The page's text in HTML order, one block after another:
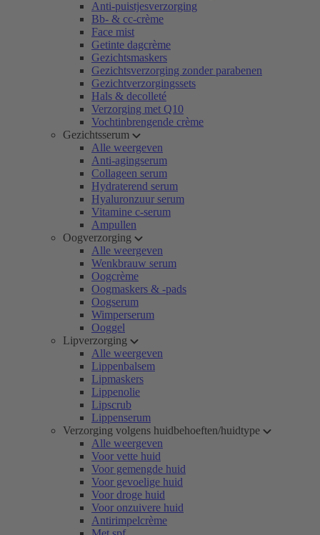
Anti-puistjesverzorging
Bb- & cc-crème
Face mist
Getinte dagcrème
Gezichtsmaskers
Gezichtsverzorging zonder parabenen
Gezichtverzorgingssets
Hals & decolleté
Verzorging met Q10
Vochtinbrengende crème
Gezichtsserum
Alle weergeven
Anti-agingserum
Collageen serum
Hydraterend serum
Hyaluronzuur serum
Vitamine c-serum
Ampullen
Oogverzorging
Alle weergeven
Wenkbrauw serum
Oogcrème
Oogmaskers & -pads
Oogserum
Wimperserum
Ooggel
Lipverzorging
Alle weergeven
Lippenbalsem
Lipmaskers
Lippenolie
Lipscrub
Lippenserum
Verzorging volgens huidbehoeften/huidtype
Alle weergeven
Voor vette huid
Voor gemengde huid
Voor gevoelige huid
Voor droge huid
Voor onzuivere huid
Antirimpelcrème